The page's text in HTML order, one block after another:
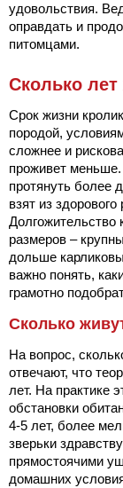
удовольствия.
оправдать и
питомцами.
Сколько
Срок жизни
породой,
сложнее и
проживет
протянуть более
взят из
Долгожительство
размеров –
дольше
важно понять,
грамотно
Сколько
На вопрос,
отвечают, что
лет. На практике
обстановки
4-5 лет, более
зверьки
прямостоячими
домашних